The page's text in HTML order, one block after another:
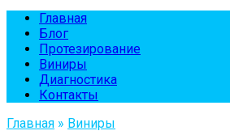
Главная
Блог
Протезирование
Виниры
Диагностика
Контакты
Главная » Виниры